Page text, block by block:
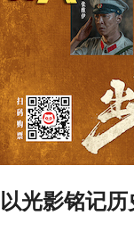
以光影铭记